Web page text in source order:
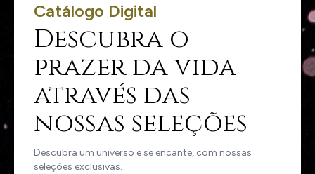
Catálogo Digital
Descubra o
prazer da vida
através das
nossas seleções
Descubra um universo e se encante, com nossas
seleções exclusivas.